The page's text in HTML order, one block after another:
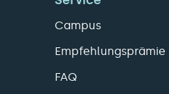
Campus
Empfehlungsprämie
FAQ